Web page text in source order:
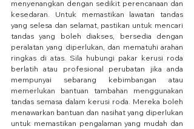
menyenangkan dengan sedikit perencanaan dan
kesedaran. Untuk memastikan lawatan tandas
yang selesa dan selamat, pastikan untuk mencari
tandas yang boleh diakses, bersedia dengan
peralatan yang diperlukan, dan mematuhi arahan
ringkas di atas. Sila hubungi pakar kerusi roda
berlatih atau profesional perubatan jika anda
mempunyai sebarang kebimbangan atau
memerlukan bantuan tambahan menggunakan
tandas semasa dalam kerusi roda. Mereka boleh
menawarkan bantuan dan nasihat yang diperlukan
untuk memastikan pengalaman yang mudah dan